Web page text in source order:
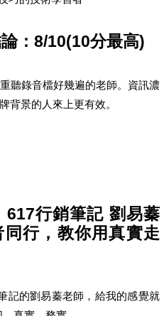
：8/10(10分最高)
聽錄音檔好幾遍的老師。資訊濃
背景的人來上更有效。
行銷筆記 劉易蓁
同行，教你用真實走
記的劉易蓁老師，給我的感覺就